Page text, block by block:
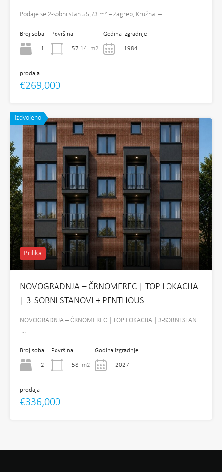
Podaje se 2-sobni stan 55,73 m² – Zagreb, Kružna –…
Broj soba
1
Površina
57.14 m2
Godina izgradnje
1984
prodaja
€269,000
Izdvojeno
Prilika
NOVOGRADNJA – ČRNOMEREC | TOP LOKACIJA
| 3-SOBNI STANOVI + PENTHOUS
NOVOGRADNJA – ČRNOMEREC | TOP LOKACIJA | 3-SOBNI STAN
…
Broj soba
2
Površina
58 m2
Godina izgradnje
2027
prodaja
€336,000